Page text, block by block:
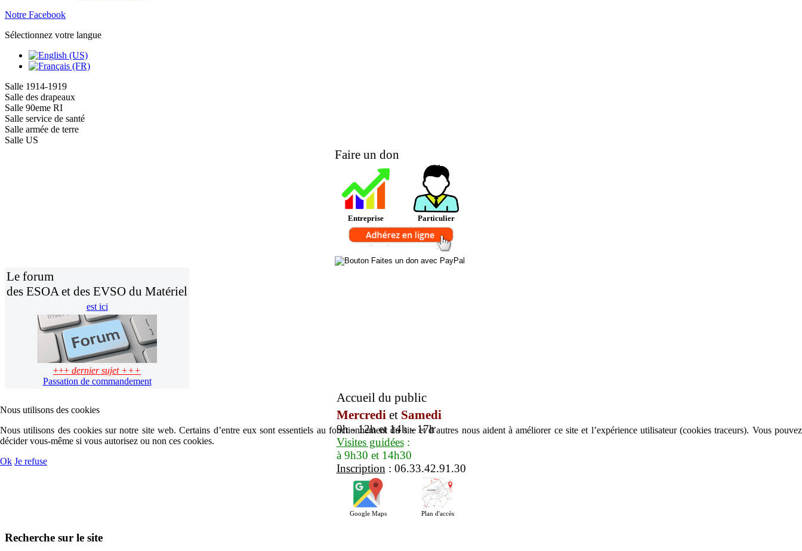
Notre Facebook
Sélectionnez votre langue
Salle 1914-1919
Salle des drapeaux
Salle 90eme RI
Salle service de santé
Salle armée de terre
Salle US
Faire un don
Entreprise Particulier
Le forum
des ESOA et des EVSO du Matériel
est ici
+++ dernier sujet +++
Passation de commandement
Accueil du public
Mercredi et Samedi
9h - 12h et 14h - 17h
Visites guidées:
à 9h30 et 14h30
Inscription : 06.33.42.91.30
Google Maps Plan d'accès
Recherche sur le site
Nous utilisons des cookies
Nous utilisons des cookies sur notre site web. Certains d’entre eux sont essentiels au fonctionnement du site et d’autres nous aident à améliorer ce site et l’expérience utilisateur (cookies traceurs). Vous pouvez
décider vous-même si vous autorisez ou non ces cookies.
Ok Je refuse